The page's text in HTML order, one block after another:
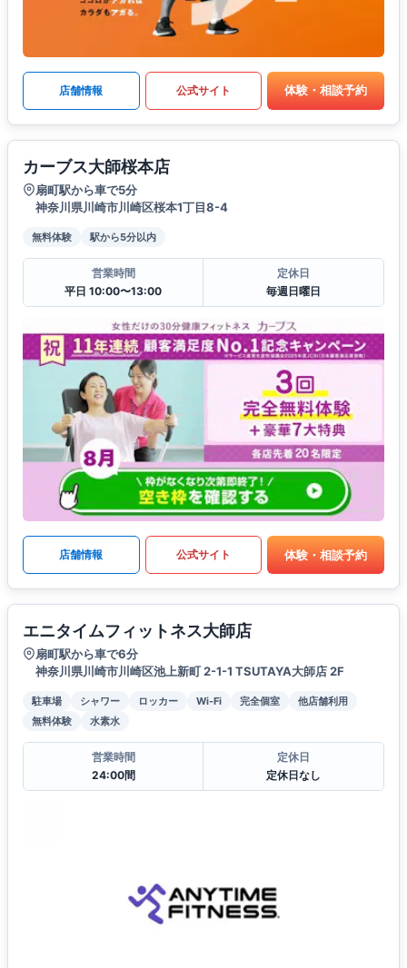
店舗情報 公式サイト 体験・相談予約
カーブス大師桜本店
扇町駅から車で5分
神奈川県川崎市川崎区桜本1丁目8-4
無料体験 駅から5分以内
営業時間
平日 10:00〜13:00
定休日
毎週日曜日
店舗情報 公式サイト 体験・相談予約
エニタイムフィットネス大師店
扇町駅から車で6分
神奈川県川崎市川崎区池上新町 2-1-1 TSUTAYA大師店 2F
駐車場 シャワー ロッカー Wi-Fi 完全個室
他店舗利用
無料体験
水素水
営業時間
24:00間
定休日
定休日なし